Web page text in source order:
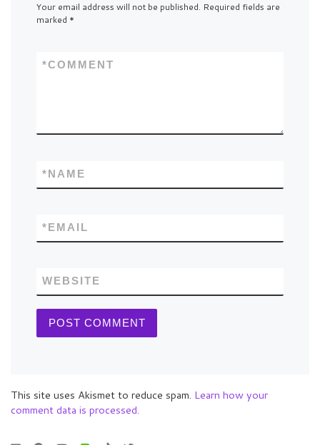
Your email address will not be published. Required fields are
marked *
COMMENT
*
NAME
*
EMAIL
*
WEBSITE
This site uses Akismet to reduce spam. Learn how your
comment data is processed.